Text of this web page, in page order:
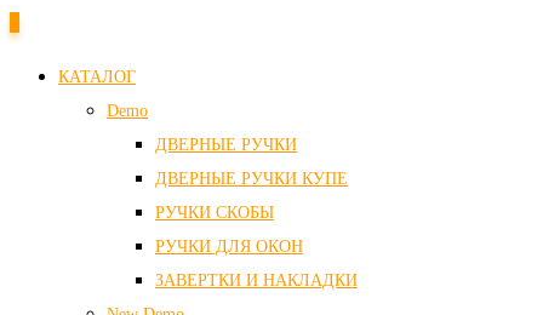
КАТАЛОГ
Demo
ДВЕРНЫЕ РУЧКИ
ДВЕРНЫЕ РУЧКИ КУПЕ
РУЧКИ СКОБЫ
РУЧКИ ДЛЯ ОКОН
ЗАВЕРТКИ И НАКЛАДКИ